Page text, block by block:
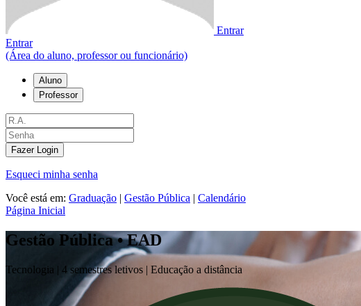
Entrar
Entrar
(Área do aluno, professor ou funcionário)
Aluno
Professor
Fazer Login
Esqueci minha senha
Você está em: Graduação | Gestão Pública | Calendário
Página Inicial
Gestão Pública • EAD
Tecnologia | 4 semestres letivos | Educação a distância